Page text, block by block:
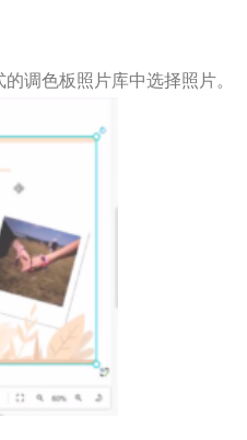
调色板照片库中选择照片。